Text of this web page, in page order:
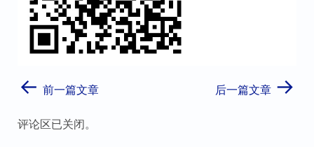
← 前一篇文章 后一篇文章 →
评论区已关闭。